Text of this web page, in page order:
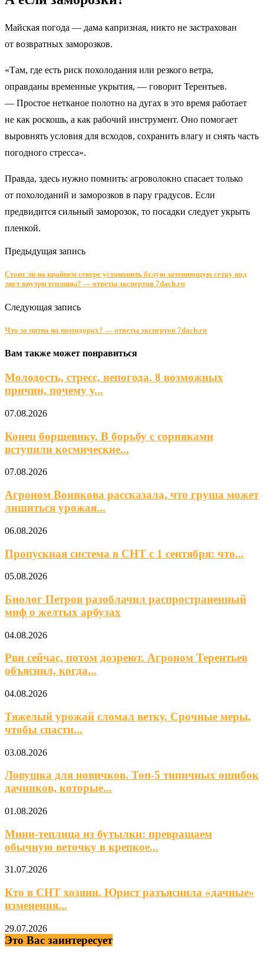
Майская погода — дама капризная, никто не застрахован
от возвратных заморозков.
«Там, где есть риск похолодания или резкого ветра,
оправданы временные укрытия, — говорит Терентьев.
— Простое нетканое полотно на дугах в это время работает
не как роскошь, а как рабочий инструмент. Оно помогает
выровнять условия для всходов, сохранить влагу и снять часть
погодного стресса».
Правда, здесь нужно помнить: агроволокно спасает только
от похолоданий и заморозков в пару градусов. Если
предвидится сильный заморозок, то посадки следует укрыть
пленкой.
Предыдущая запись
Стоит ли на крайнем севере установить белую затеняющую сетку под
лист внутри теплицы? — ответы экспертов 7dach.ru
Следующая запись
Что за пятна на помидорах? — ответы экспертов 7dach.ru
Вам также может понравиться
Молодость, стресс, непогода. 8 возможных
причин, почему у...
07.08.2026
Конец борщевику. В борьбу с сорняками
вступили космические...
07.08.2026
Агроном Воинкова рассказала, что груша может
лишиться урожая...
06.08.2026
Пропускная система в СНТ с 1 сентября: что...
05.08.2026
Биолог Петров разоблачил распространенный
миф о желтых арбузах
04.08.2026
Рви сейчас, потом дозреют. Агроном Терентьев
объяснил, когда...
04.08.2026
Тяжелый урожай сломал ветку. Срочные меры,
чтобы спасти...
03.08.2026
Ловушка для новичков. Топ-5 типичных ошибок
дачников, которые...
01.08.2026
Мини‑теплица из бутылки: превращаем
обычную веточку в крепкое...
31.07.2026
Кто в СНТ хозяин. Юрист разъяснила «дачные»
изменения...
29.07.2026
Это Вас заинтересует